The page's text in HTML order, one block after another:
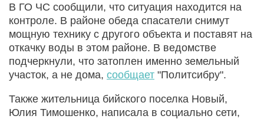
В ГО ЧС сообщили, что ситуация находится на
контроле. В районе обеда спасатели снимут
мощную технику с другого объекта и поставят на
откачку воды в этом районе. В ведомстве
подчеркнули, что затоплен именно земельный
участок, а не дома, сообщает "Политсибру".
Также жительница бийского поселка Новый,
Юлия Тимошенко, написала в социально сети,